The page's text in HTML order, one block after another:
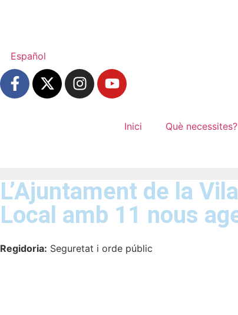
Español
Inici Què necessites?
L’Ajuntament de la
Local amb 11 nous
Regidoria: Seguretat i orde públic